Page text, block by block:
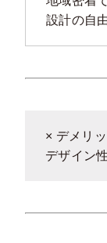
設計の自
× デメリッ
デザイン